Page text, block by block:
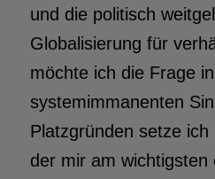
und die politisch
Globalisierung für
möchte ich die Frage
systemimmanenten
Platzgründen setze
der mir am wichtigsten